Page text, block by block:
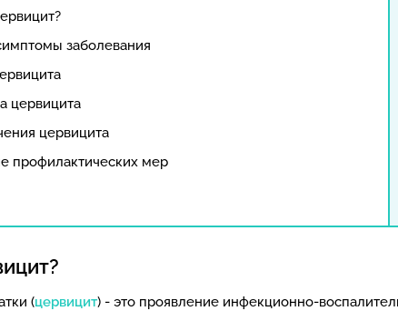
заболевания
цервицита
цервицита
профилактических мер
(цервицит) - это проявление инфекционно-